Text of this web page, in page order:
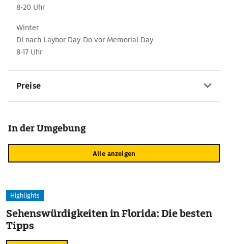
8-20 Uhr
Winter
Di nach Laybor Day-Do vor Memorial Day
8-17 Uhr
Preise
In der Umgebung
Alle anzeigen
Highlights
Sehenswürdigkeiten in Florida: Die besten
Tipps